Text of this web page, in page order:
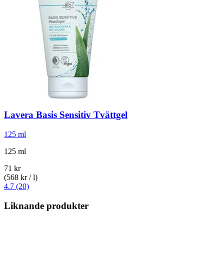
Lavera Basis Sensitiv Tvättgel
125 ml
125 ml
71 kr
(568 kr / l)
4.7 (20)
Liknande produkter